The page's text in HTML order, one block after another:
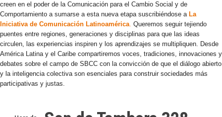
creen en el poder de la Comunicación para el Cambio Social y de
Comportamiento a sumarse a esta nueva etapa suscribiéndose a La
Iniciativa de Comunicación Latinoamérica. Queremos seguir tejiendo
puentes entre regiones, generaciones y disciplinas para que las ideas
circulen, las experiencias inspiren y los aprendizajes se multipliquen. Desde
América Latina y el Caribe compartiremos voces, tradiciones, innovaciones y
debates sobre el campo de SBCC con la convicción de que el diálogo abierto
y la inteligencia colectiva son esenciales para construir sociedades más
participativas y justas.